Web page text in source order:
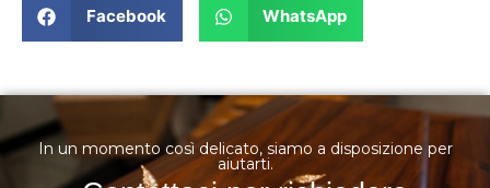
Facebook WhatsApp
In un momento così delicato, siamo a disposizione per
aiutarti.